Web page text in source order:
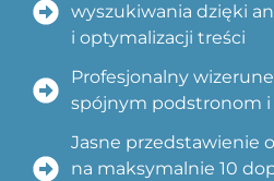
wyszukiwania dzięki
i optymalizacji treści
Profesjonalny
spójnym podstronom i
Jasne przedstawienie
na maksymalnie 10